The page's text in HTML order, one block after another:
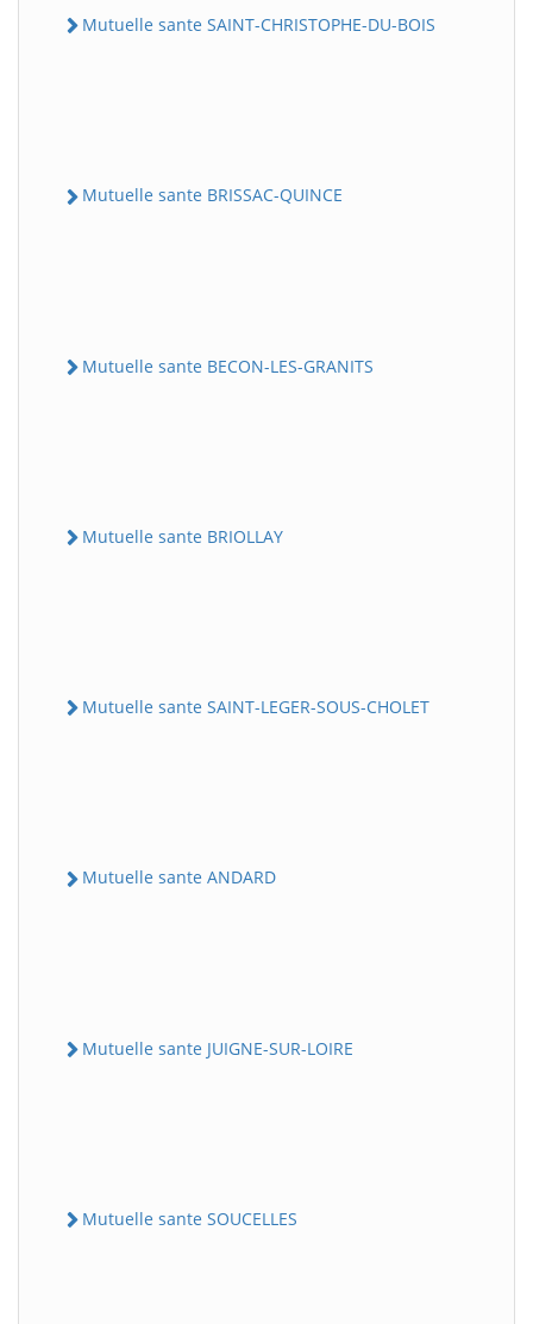
Mutuelle sante SAINT-CHRISTOPHE-DU-BOIS
Mutuelle sante BRISSAC-QUINCE
Mutuelle sante BECON-LES-GRANITS
Mutuelle sante BRIOLLAY
Mutuelle sante SAINT-LEGER-SOUS-CHOLET
Mutuelle sante ANDARD
Mutuelle sante JUIGNE-SUR-LOIRE
Mutuelle sante SOUCELLES